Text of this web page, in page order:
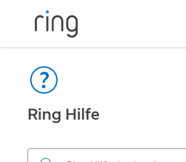
Ring Hilfe